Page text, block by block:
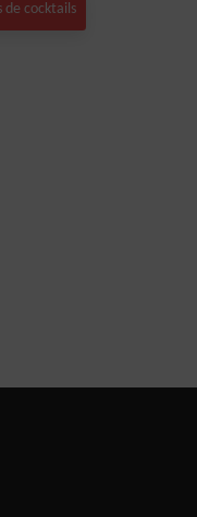
de cocktails